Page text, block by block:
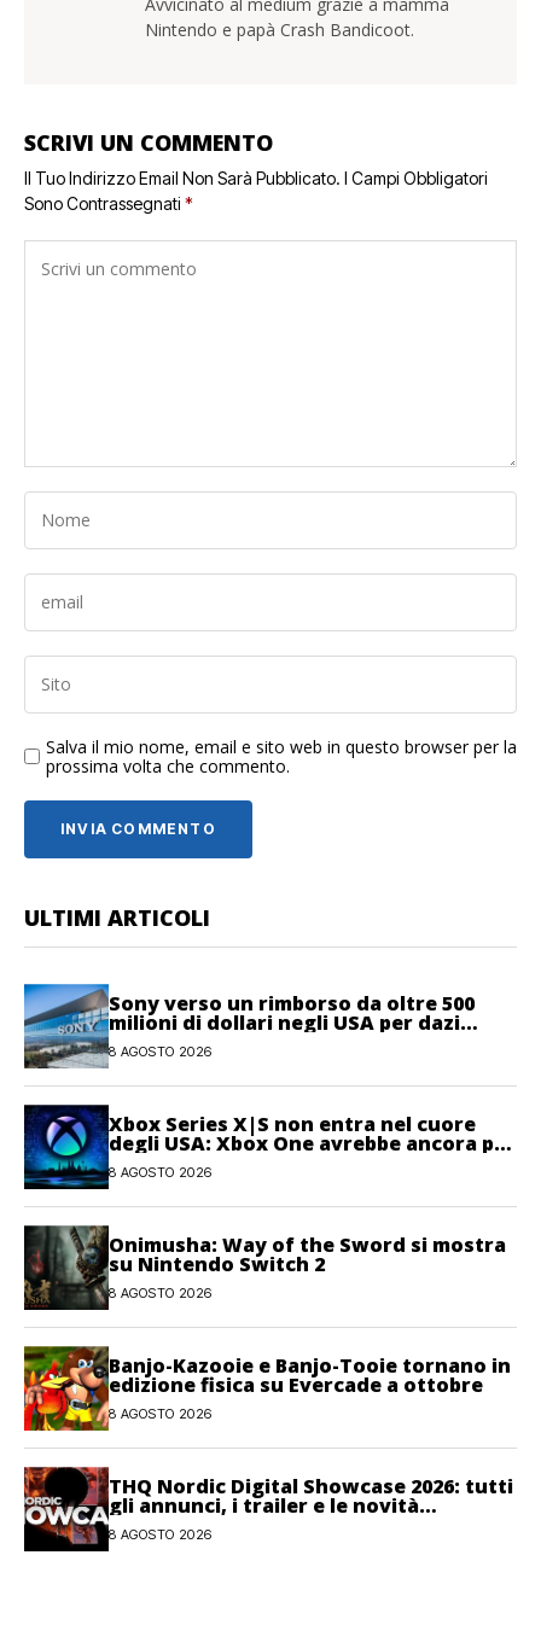
Nintendo e papà Crash Bandicoot.
SCRIVI UN COMMENTO
Il Tuo Indirizzo Email Non Sarà Pubblicato. I Campi Obbligatori
Sono Contrassegnati *
Salva il mio nome, email e sito web in questo browser per la
prossima volta che commento.
ULTIMI ARTICOLI
Sony verso un rimborso da oltre 500
milioni di dollari negli USA per dazi
illegittimi
8 AGOSTO 2026
Xbox Series X|S non entra nel cuore
degli USA: Xbox One avrebbe ancora più
giocatori attivi
8 AGOSTO 2026
Onimusha: Way of the Sword si mostra
su Nintendo Switch 2
8 AGOSTO 2026
Banjo-Kazooie e Banjo-Tooie tornano in
edizione fisica su Evercade a ottobre
8 AGOSTO 2026
THQ Nordic Digital Showcase 2026: tutti
gli annunci, i trailer e le novità
dell’evento
8 AGOSTO 2026